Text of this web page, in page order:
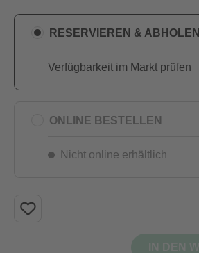
RESERVIEREN & ABHOLEN
Verfügbarkeit im Markt prüfen
ONLINE BESTELLEN
Nicht online erhältlich